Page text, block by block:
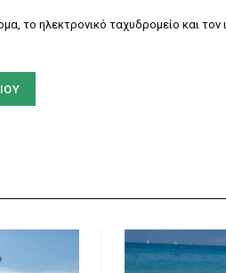
το ηλεκτρονικό ταχυδρομείο και